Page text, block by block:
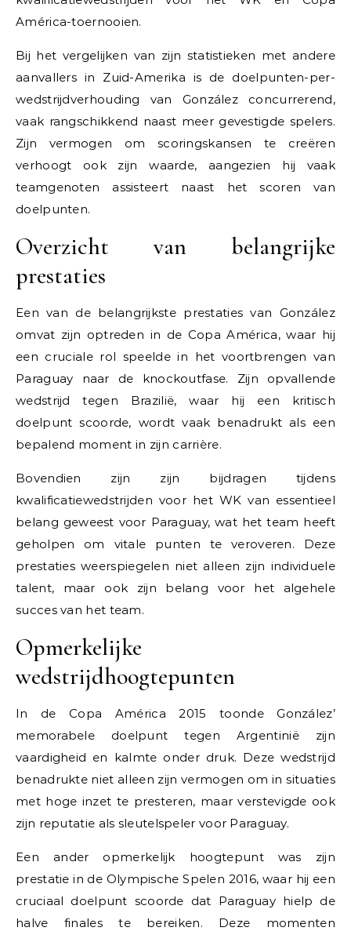
América-toernooien.
Bij het vergelijken van zijn statistieken met andere
aanvallers in Zuid-Amerika is de doelpunten-per-
wedstrijdverhouding van González concurrerend,
vaak rangschikkend naast meer gevestigde spelers.
Zijn vermogen om scoringskansen te creëren
verhoogt ook zijn waarde, aangezien hij vaak
teamgenoten assisteert naast het scoren van
doelpunten.
Overzicht van belangrijke
prestaties
Een van de belangrijkste prestaties van González
omvat zijn optreden in de Copa América, waar hij
een cruciale rol speelde in het voortbrengen van
Paraguay naar de knockoutfase. Zijn opvallende
wedstrijd tegen Brazilië, waar hij een kritisch
doelpunt scoorde, wordt vaak benadrukt als een
bepalend moment in zijn carrière.
Bovendien zijn zijn bijdragen tijdens
kwalificatiewedstrijden voor het WK van essentieel
belang geweest voor Paraguay, wat het team heeft
geholpen om vitale punten te veroveren. Deze
prestaties weerspiegelen niet alleen zijn individuele
talent, maar ook zijn belang voor het algehele
succes van het team.
Opmerkelijke
wedstrijdhoogtepunten
In de Copa América 2015 toonde González’
memorabele doelpunt tegen Argentinië zijn
vaardigheid en kalmte onder druk. Deze wedstrijd
benadrukte niet alleen zijn vermogen om in situaties
met hoge inzet te presteren, maar verstevigde ook
zijn reputatie als sleutelspeler voor Paraguay.
Een ander opmerkelijk hoogtepunt was zijn
prestatie in de Olympische Spelen 2016, waar hij een
cruciaal doelpunt scoorde dat Paraguay hielp de
halve finales te bereiken. Deze momenten